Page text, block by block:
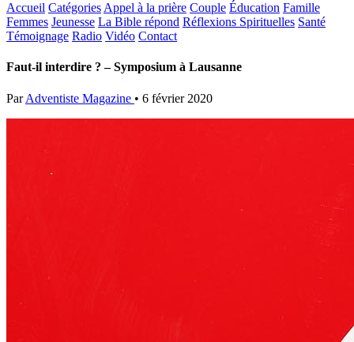
Accueil Catégories Appel à la prière Couple Éducation Famille
Femmes Jeunesse La Bible répond Réflexions Spirituelles Santé
Témoignage Radio Vidéo Contact
Faut-il interdire ? – Symposium à Lausanne
Par Adventiste Magazine • 6 février 2020